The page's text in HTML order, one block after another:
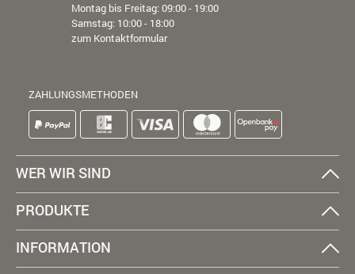
Montag bis Freitag: 09:00 - 19:00
Samstag: 10:00 - 18:00
zum Kontaktformular
ZAHLUNGSMETHODEN
WER WIR SIND
PRODUKTE
INFORMATION